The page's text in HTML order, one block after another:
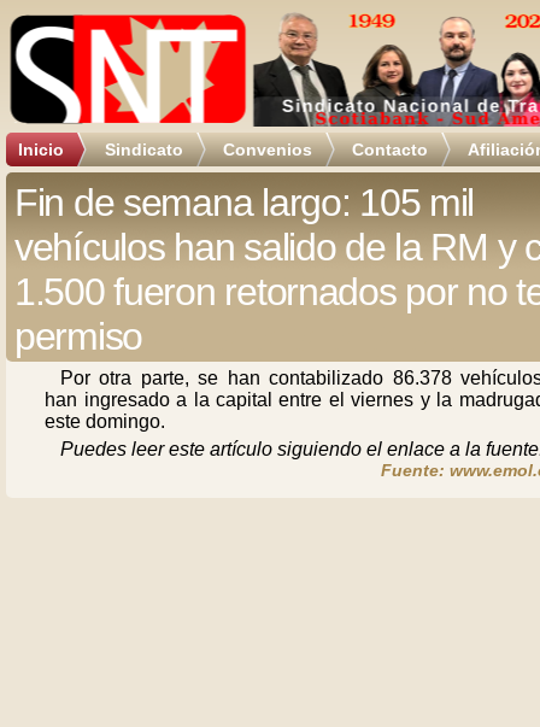
Inicio Sindicato Convenios Contacto
Fin de semana largo: 105 mil
vehículos han salido de la RM y
1.500 fueron retornados por no
permiso
Por otra parte, se han contabilizado 86.378
han ingresado a la capital entre el viernes y la
este domingo.
Puedes leer este artículo siguiendo el enlace a la
Fuente: